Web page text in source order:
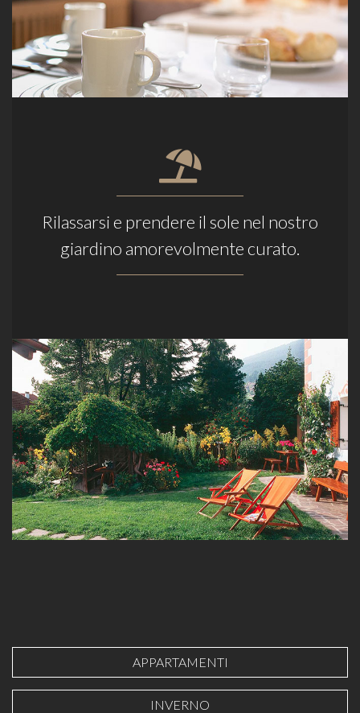
Rilassarsi e prendere il sole nel nostro
giardino amorevolmente curato.
APPARTAMENTI
INVERNO